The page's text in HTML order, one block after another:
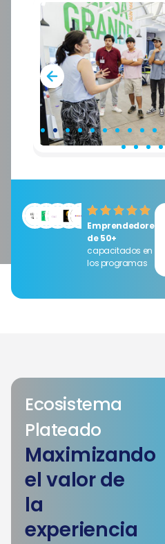
Emprendedores
de 50+
capacitados en
los programas
Ecosistema
Plateado
Maximizando
el valor de
la
experiencia